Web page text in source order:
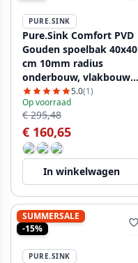
PURE.SINK
Pure.Sink Comfort PVD
Gouden spoelbak 40x40
cm 10mm radius
onderbouw, vlakbouw
en opbouw PCM4040-60
5.0(1)
Op voorraad
€ 295,48
€ 160,65
In winkelwagen
SUMMERSALE
-15%
PURE.SINK